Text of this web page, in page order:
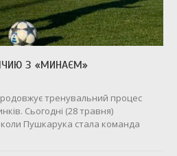
З «МИНАЄМ»
тренувальний процес
Сьогодні (28 травня)
Пушкарука стала команда